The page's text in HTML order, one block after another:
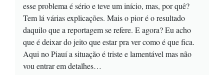
esse problema é sério e teve um início, mas, por quê?
Tem lá várias explicações. Mais o pior é o resultado
daquilo que a reportagem se refere. E agora? Eu acho
que é deixar do jeito que estar pra ver como é que fica.
Aqui no Piauí a situação é triste e lamentável mas não
vou entrar em detalhes…